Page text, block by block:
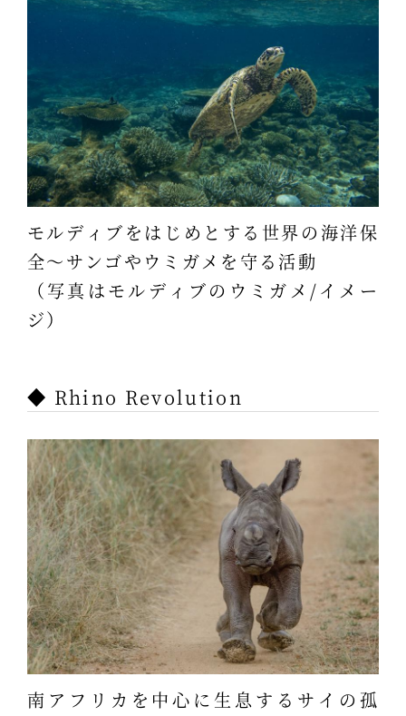
モルディブをはじめとする世界の海洋保
全～サンゴやウミガメを守る活動
（写真はモルディブのウミガメ/イメー
ジ）
◆ Rhino Revolution
南アフリカを中心に生息するサイの孤